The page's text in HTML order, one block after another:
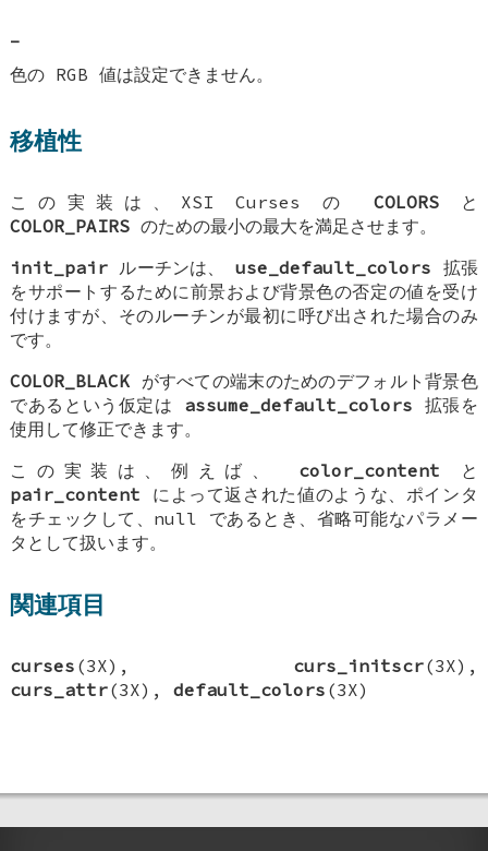
-
色の RGB 値は設定できません。
移植性
この実装は、XSI Curses の COLORSと
COLOR_PAIRS のための最小の最大を満足させます。
init_pair ルーチンは、use_default_colors 拡張
をサポートするために前景および背景色の否定の値を受け
付けますが、そのルーチンが最初に呼び出された場合のみ
です。
COLOR_BLACK がすべての端末のためのデフォルト背景色
であるという仮定は assume_default_colors 拡張を
使用して修正できます。
この実装は、例えば、 color_content と
pair_content によって返された値のような、ポインタ
をチェックして、null であるとき、省略可能なパラメー
タとして扱います。
関連項目
curses (3X), curs_initscr(3X),
curs_attr(3X),default_colors (3X)